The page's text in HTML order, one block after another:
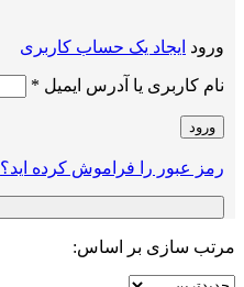
ورود ایجاد یک حساب کاربری
نام کاربری یا آدرس ایمیل *
ورود
رمز عبور را فراموش کرده اید؟
مرتب سازی بر اساس: